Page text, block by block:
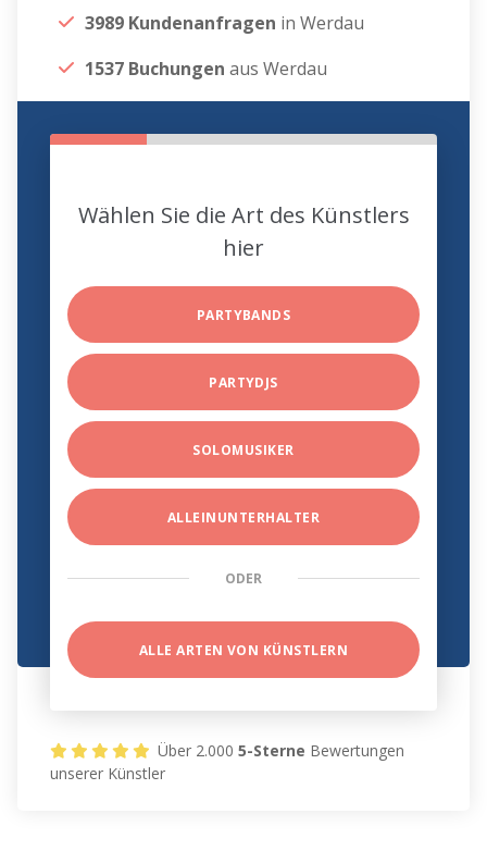
3989 Kundenanfragen in Werdau
1537 Buchungen aus Werdau
Wählen Sie die Art des Künstlers
hier
PARTYBANDS
PARTYDJS
SOLOMUSIKER
ALLEINUNTERHALTER
ODER
ALLE ARTEN VON KÜNSTLERN
Über 2.0005-Sterne Bewertungen
unserer Künstler